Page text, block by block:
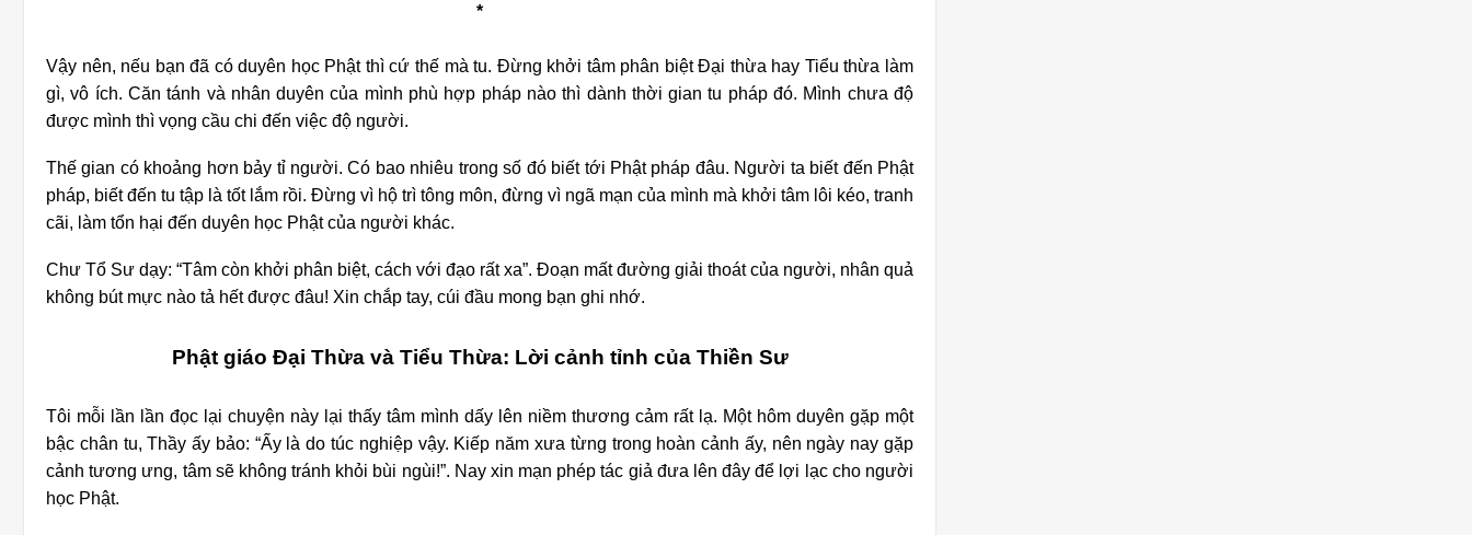
*
Vậy nên, nếu bạn đã có duyên học Phật thì cứ thế mà tu. Đừng khởi tâm phân biệt Đại thừa hay Tiểu thừa làm
gì, vô ích. Căn tánh và nhân duyên của mình phù hợp pháp nào thì dành thời gian tu pháp đó. Mình chưa độ
được mình thì vọng cầu chi đến việc độ người.
Thế gian có khoảng hơn bảy tỉ người. Có bao nhiêu trong số đó biết tới Phật pháp đâu. Người ta biết đến Phật
pháp, biết đến tu tập là tốt lắm rồi. Đừng vì hộ trì tông môn, đừng vì ngã mạn của mình mà khởi tâm lôi kéo, tranh
cãi, làm tổn hại đến duyên học Phật của người khác.
Chư Tổ Sư dạy: “Tâm còn khởi phân biệt, cách với đạo rất xa”. Đoạn mất đường giải thoát của người, nhân quả
không bút mực nào tả hết được đâu! Xin chắp tay, cúi đầu mong bạn ghi nhớ.
Phật giáo Đại Thừa và Tiểu Thừa: Lời cảnh tỉnh của Thiền Sư
Tôi mỗi lần lần đọc lại chuyện này lại thấy tâm mình dấy lên niềm thương cảm rất lạ. Một hôm duyên gặp một
bậc chân tu, Thầy ấy bảo: “Ấy là do túc nghiệp vậy. Kiếp năm xưa từng trong hoàn cảnh ấy, nên ngày nay gặp
cảnh tương ưng, tâm sẽ không tránh khỏi bùi ngùi!”. Nay xin mạn phép tác giả đưa lên đây để lợi lạc cho người
học Phật.